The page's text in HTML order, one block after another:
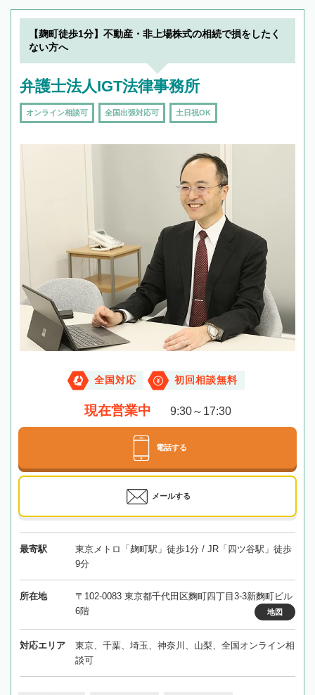
【麹町徒歩1分】不動産・非上場株式の相続で損をしたく
ない方へ
弁護士法人IGT法律事務所
オンライン相談可 全国出張対応可 土日祝OK
全国対応 初回相談無料
現在営業中 9:30～17:30
電話する
メールする
最寄駅
東京メトロ「麹町駅」徒歩1分 / JR「四ツ谷駅」徒歩
9分
所在地
〒102-0083 東京都千代田区麴町四丁目3-3新麴町ビル
6階
地図
対応エリア
東京、千葉、埼玉、神奈川、山梨、全国オンライン相
談可